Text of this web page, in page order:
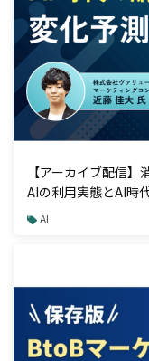
【アーカイブ配信
AIの利用実態とAI時
AI